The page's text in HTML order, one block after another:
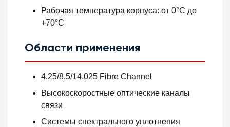
Рабочая температура корпуса: от 0°C до
+70°C
Области применения
4.25/8.5/14.025 Fibre Channel
Высокоскоростные оптические каналы
связи
Системы спектрального уплотнения